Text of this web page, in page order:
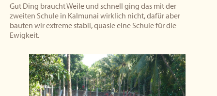
Gut Ding braucht Weile und schnell ging das mit der
zweiten Schule in Kalmunai wirklich nicht, dafür aber
bauten wir extreme stabil, quasie eine Schule für die
Ewigkeit.